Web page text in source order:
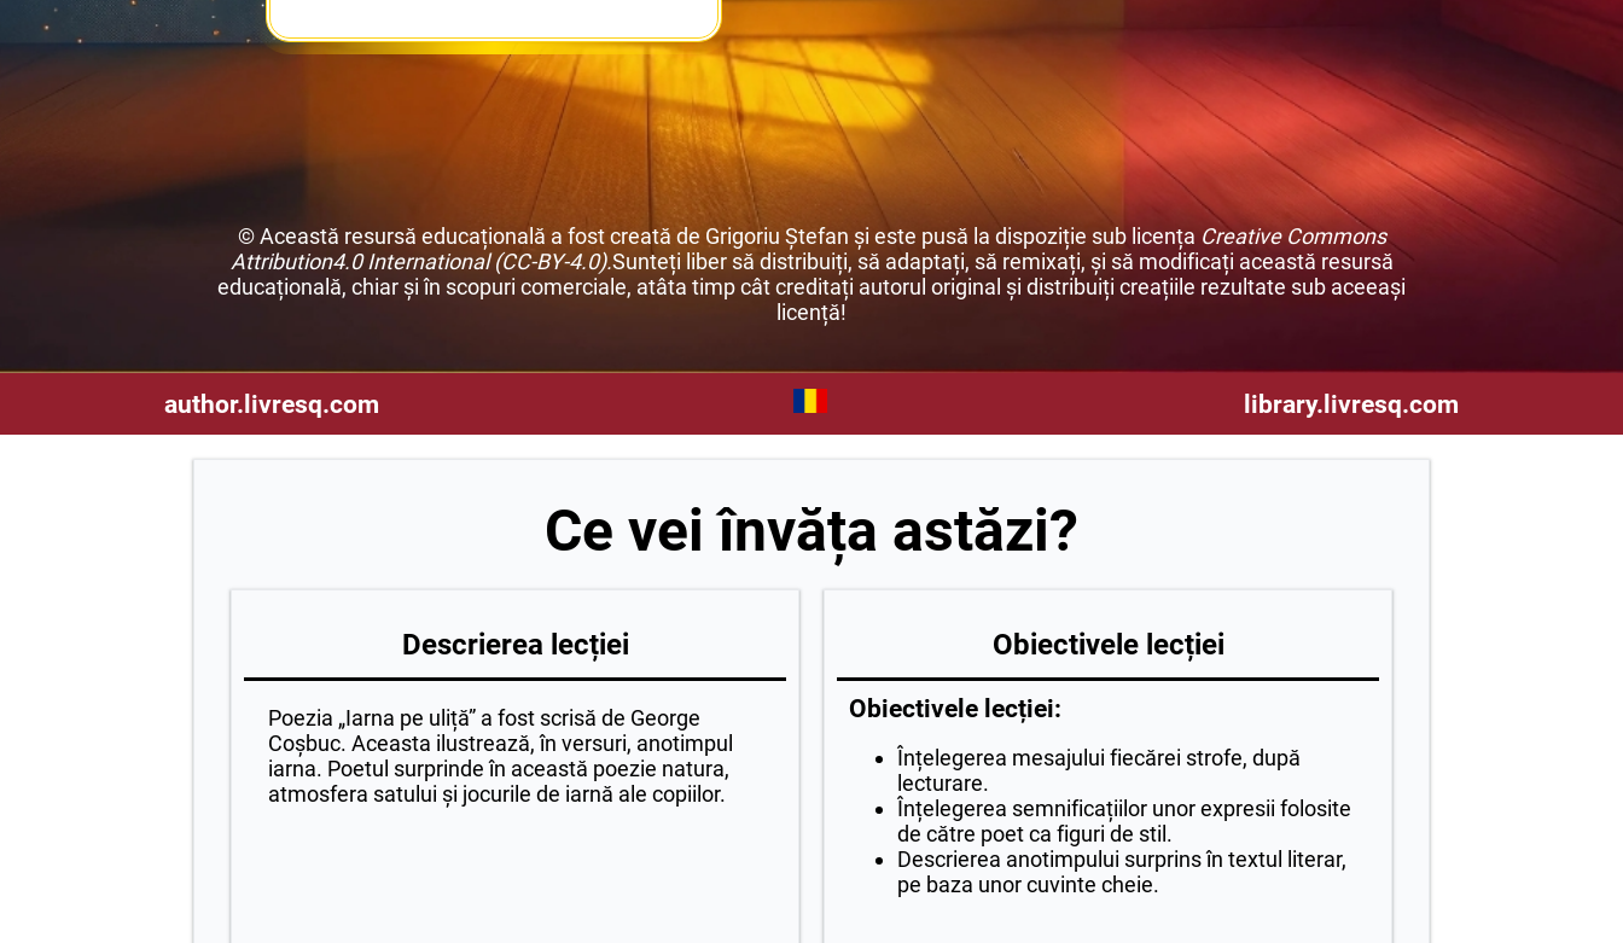
© Această resursă educațională a fost creată de Grigoriu Ștefan și este pusă la dispoziție sub licența Creative Commons
Attribution4.0 International (CC-BY-4.0).Sunteți liber să distribuiți, să adaptați, să remixați, și să modificați această resursă
educațională, chiar și în scopuri comerciale, atâta timp cât creditați autorul original și distribuiți creațiile rezultate sub aceeași
licență!
author.livresq.com library.livresq.com
Ce vei învăța astăzi?
Descrierea lecției
Poezia „Iarna pe uliță” a fost scrisă de George
Coșbuc. Aceasta ilustrează, în versuri, anotimpul
iarna. Poetul surprinde în această poezie natura,
atmosfera satului și jocurile de iarnă ale copiilor.
Obiectivele lecției
Obiectivele lecției:
Înțelegerea mesajului fiecărei strofe, după
lecturare.
Înțelegerea semnificațiilor unor expresii folosite
de către poet ca figuri de stil.
Descrierea anotimpului surprins în textul literar,
pe baza unor cuvinte cheie.